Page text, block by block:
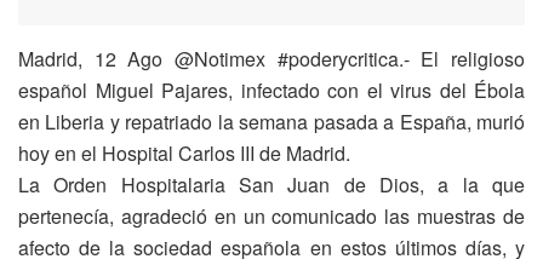
Madrid, 12 Ago @Notimex #poderycritica.- El religioso
español Miguel Pajares, infectado con el virus del Ébola
en Liberia y repatriado la semana pasada a España, murió
hoy en el Hospital Carlos III de Madrid.
La Orden Hospitalaria San Juan de Dios, a la que
pertenecía, agradeció en un comunicado las muestras de
afecto de la sociedad española en estos últimos días, y